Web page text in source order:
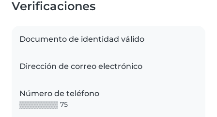
Verificaciones
Documento de identidad válido
Dirección de correo electrónico
Número de teléfono
▒▒▒▒▒▒▒▒ 75